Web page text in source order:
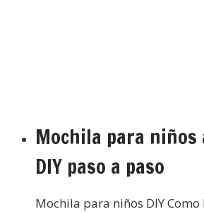
Mochila para niños
DIY paso a paso
Mochila para niños DIY